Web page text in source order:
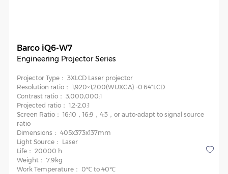
Barco iQ6-W7
Engineering Projector Series
Projector Type： 3XLCD Laser projector
Resolution ratio： 1,920×1,200(WUXGA) -0.64″LCD
Contrast ratio： 3,000,000:1
Projected ratio： 1.2-2.0:1
Screen Ratio： 16:10，16:9，4:3，or auto-adapt to signal source
ratio
Dimensions： 405x373x137mm
Light Source： Laser
Life： 20000 h
Weight： 7.9kg
Work Temperature： 0℃ to 40℃